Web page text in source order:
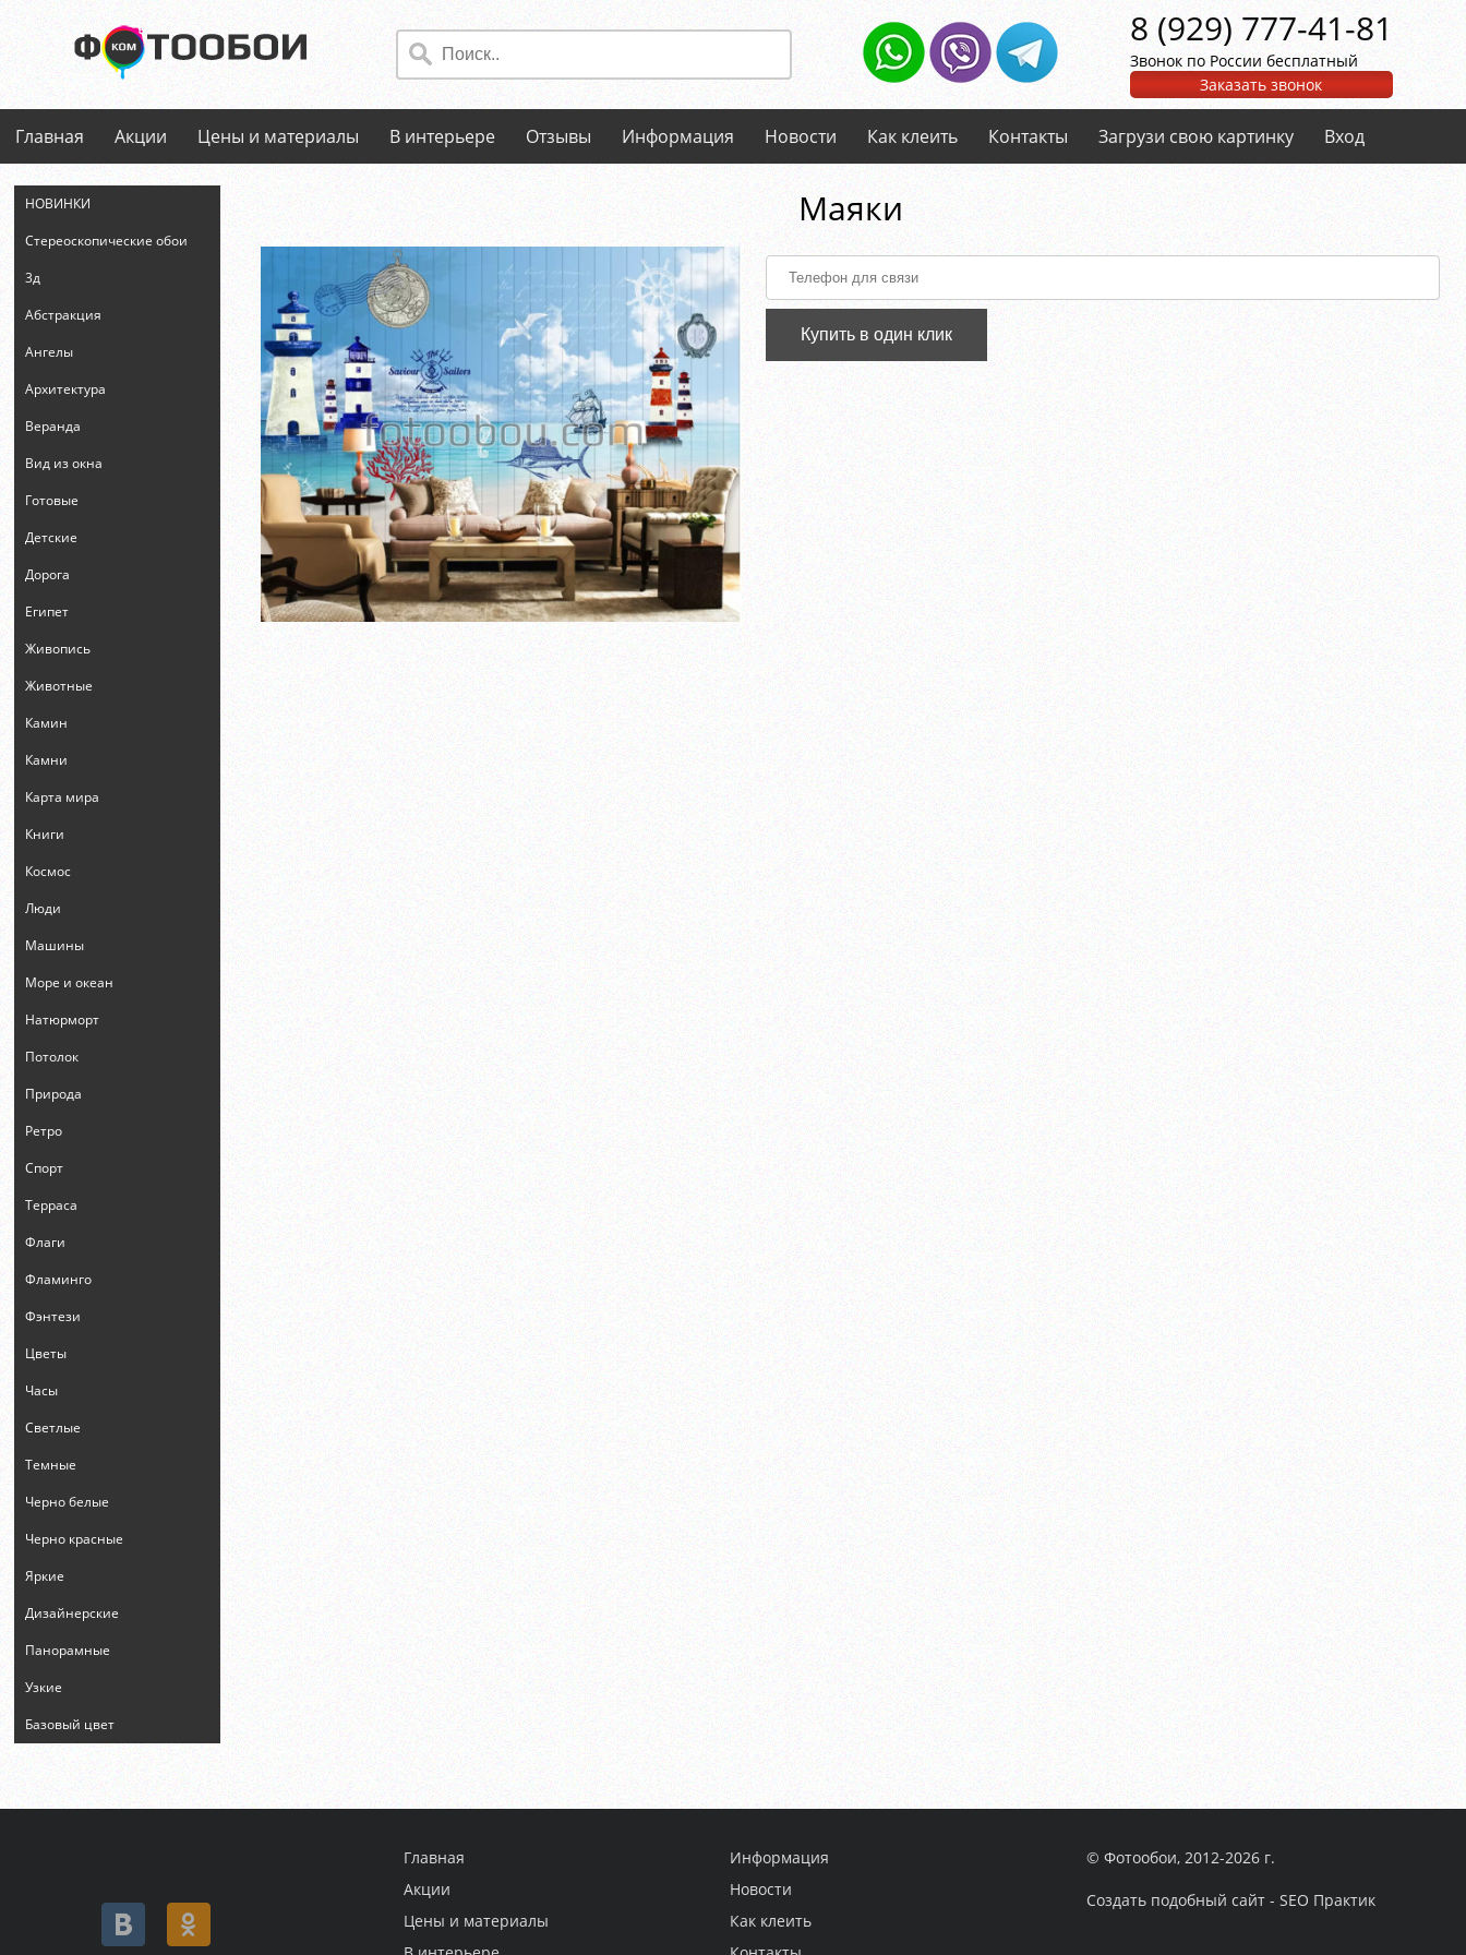
8 (929) 777-41-81
Звонок по России бесплатный
Заказать звонок
Главная Акции Цены и материалы В интерьере Отзывы Информация Новости Как клеить Контакты Загрузи свою картинку Вход
НОВИНКИ
Стереоскопические обои
3д
Абстракция
Ангелы
Архитектура
Веранда
Вид из окна
Готовые
Детские
Дорога
Египет
Живопись
Животные
Камин
Камни
Карта мира
Книги
Космос
Люди
Машины
Море и океан
Натюрморт
Потолок
Природа
Ретро
Спорт
Терраса
Флаги
Фламинго
Фэнтези
Цветы
Часы
Светлые
Темные
Черно белые
Черно красные
Яркие
Дизайнерские
Панорамные
Узкие
Базовый цвет
Маяки
Купить в один клик
Главная
Акции
Цены и материалы
Информация
Новости
Как клеить
© Фотообои, 2012-2026 г.
Создать подобный сайт - SEO Практик